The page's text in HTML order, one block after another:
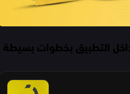
التطبيق بخطوات بسيطة